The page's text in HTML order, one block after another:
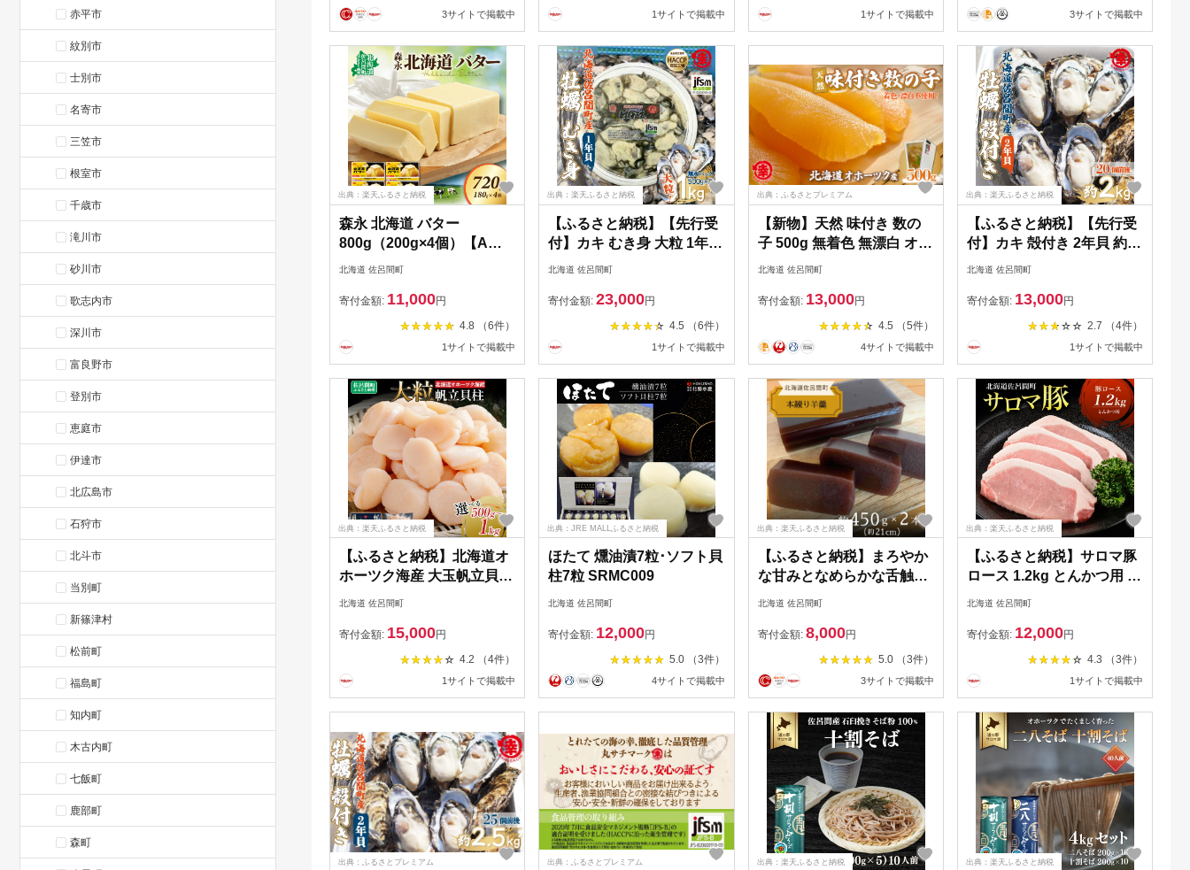
赤平市
紋別市
士別市
名寄市
三笠市
根室市
千歳市
滝川市
砂川市
歌志内市
深川市
富良野市
登別市
恵庭市
伊達市
北広島市
石狩市
北斗市
当別町
新篠津村
松前町
福島町
知内町
木古内町
七飯町
鹿部町
森町
3サイトで掲載中 1サイトで掲載中
トースト パン お菓子作り
料理 冷蔵 佐呂間町 送料無
1サイトで掲載中 3サイトで掲載中
出典：楽天ふるさと納税
森永 北海道 バター
800g（200g×4個）【Aコ
ープサロマ】 オホーツク
加塩 【バター・森永北海
道バター】
北海道 佐呂間町
寄付金額: 11,000円
4.8 （6件）
1サイトで掲載中
出典：楽天ふるさと納税
【ふるさと納税】【先行受
付】カキ むき身 大粒 1年貝
1kg（500g無水パック×2）
次発送開始予定）【 ふるさ
と納税 人気 おすすめ ラン
キング 牡蠣 カキ かき 貝 牡
オホーツク 北海道 佐呂間
町 送料無料 】 SRMA001
北海道 佐呂間町
寄付金額:23,000円
4.5 （6件）
1サイトで掲載中
出典：ふるさとプレミアム
【新物】天然 味付き 数の
子 500g 無着色 無漂白 オホ
ーツク産 SRMA037
北海道 佐呂間町
寄付金額: 13,000円
4.5 （5件）
4サイトで掲載中
出典：楽天ふるさと納税
【ふるさと納税】【先行受
付】カキ 殻付き 2年貝 約
2kg（20個前後） 佐呂間産
始予定） 【 ふるさと納税
人気 おすすめ ランキング
牡蠣 カキ かき 貝 牡蠣貝 殻
蔵 海鮮 オホーツク 北海道
佐呂間町 送料無料 】
SRMA012
北海道 佐呂間町
寄付金額: 13,000円
2.7 （4件）
1サイトで掲載中
出典：楽天ふるさと納税
【ふるさと納税】北海道オ
ホーツク海産 大玉帆立貝柱
500g 1kg【 ふるさと納税
ホタテ ほたて 帆立 ホタテ
貝柱 ほたて貝柱 貝柱 刺身
帆立刺身 刺身ホタテ 魚介
新鮮 オホーツク海産 北海
道 佐呂間町 送料無料 】
SRMR001
北海道 佐呂間町
寄付金額: 15,000円
4.2 （4件）
1サイトで掲載中
出典：JRE MALLふるさと納税
ほたて 燻油漬7粒･ソフト貝
柱7粒 SRMC009
北海道 佐呂間町
寄付金額: 12,000円
5.0 （3件）
4サイトで掲載中
出典：楽天ふるさと納税
【ふるさと納税】まろやか
な甘みとなめらかな舌触り
羊羹 450g×2本 【 ふるさと
ング 菓子 和菓子 ようかん
羊かん 羊羹 小豆 本練り 甘
い 美味しい 北海道 佐呂間
町 送料無料 】 SRMJ014
北海道 佐呂間町
寄付金額: 8,000円
5.0 （3件）
3サイトで掲載中
出典：楽天ふるさと納税
【ふるさと納税】サロマ豚
ロース 1.2kg とんかつ用 【
ふるさと納税 人気 おすす
ース とんかつ用 三元豚 サ
ロマ豚 四軒團 おいしい 北
海道 佐呂間町 送料無料 】
SRMM011
北海道 佐呂間町
寄付金額: 12,000円
4.3 （3件）
1サイトで掲載中
出典：ふるさとプレミアム 出典：ふるさとプレミアム 出典：楽天ふるさと納税 出典：楽天ふるさと納税